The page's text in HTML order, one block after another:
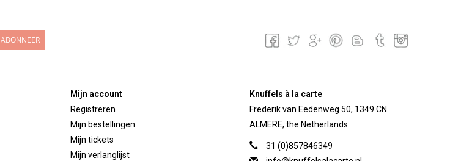
ABONNEER
Mijn account
Registreren
Mijn bestellingen
Mijn tickets
Mijn verlanglijst
Knuffels à la carte
Frederik van Eedenweg 50, 1349 CN
ALMERE, the Netherlands
31 (0)857846349